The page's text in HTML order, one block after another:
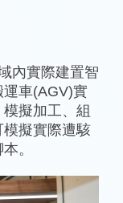
內實際建置智
車(AGV)實
擬加工、組
擬實際遭駭
。